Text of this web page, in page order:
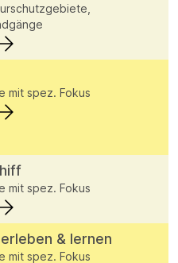
mit spez. Fokus
mit spez. Fokus
& lernen
mit spez. Fokus